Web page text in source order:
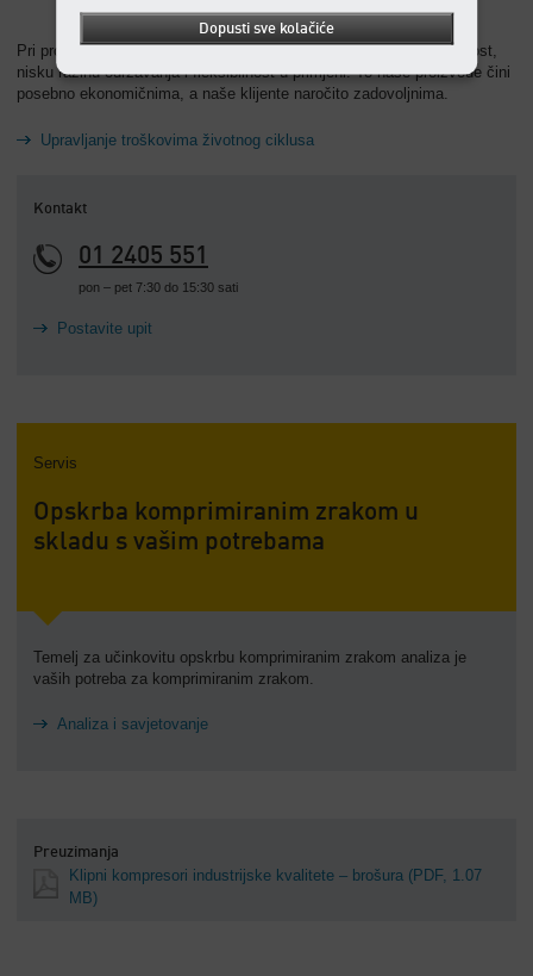
Pri proizvodnji svojih proizvoda pazimo na pouzdanost, dugovječnost,
nisku razinu održavanja i fleksibilnost u primjeni. To naše proizvode čini
posebno ekonomičnima, a naše klijente naročito zadovoljnima.
Upravljanje troškovima životnog ciklusa
Kontakt
01 2405 551
pon – pet 7:30 do 15:30 sati
Postavite upit
Servis
Opskrba komprimiranim zrakom u
skladu s vašim potrebama
Temelj za učinkovitu opskrbu komprimiranim zrakom analiza je
vaših potreba za komprimiranim zrakom.
Analiza i savjetovanje
Preuzimanja
Klipni kompresori industrijske kvalitete – brošura (PDF, 1.07
MB)
Dopusti sve kolačiće